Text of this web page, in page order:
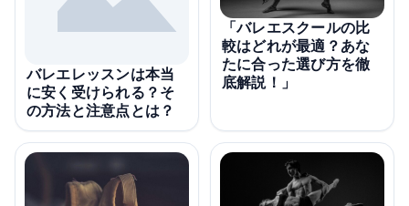
バレエレッスンは本当
に安く受けられる？そ
の方法と注意点とは？
「バレエスクールの比
較はどれが最適？あな
たに合った選び方を徹
底解説！」